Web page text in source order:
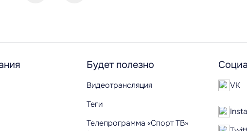
Будет полезно
Видеотрансляция
Теги
Телепрограмма «Спорт ТВ»
VK